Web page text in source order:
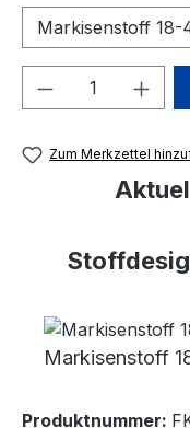
Produkt
Zum Merkzettel
Markisenstoff
Produktnummer: